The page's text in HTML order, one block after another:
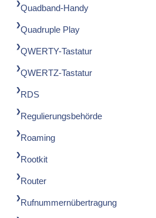
Quadband-Handy
Quadruple Play
QWERTY-Tastatur
QWERTZ-Tastatur
RDS
Regulierungsbehörde
Roaming
Rootkit
Router
Rufnummernübertragung